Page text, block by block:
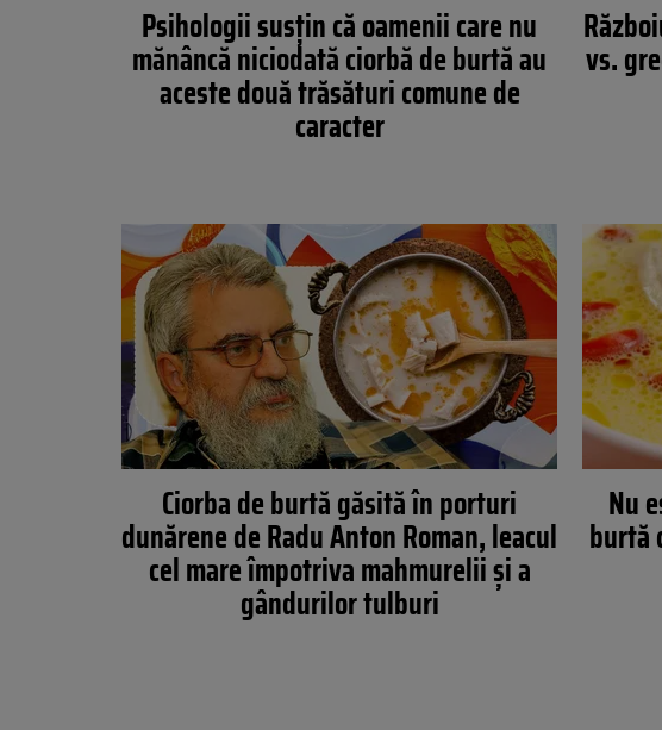
Psihologii susțin că oamenii care nu
mănâncă niciodată ciorbă de burtă au
aceste două trăsături comune de
caracter
vs.
Ciorba de burtă găsită în porturi
dunărene de Radu Anton Roman, leacul
cel mare împotriva mahmurelii și a
gândurilor tulburi
Nu
burtă